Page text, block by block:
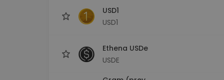
USD1
USD1
Ethena USDe
USDE